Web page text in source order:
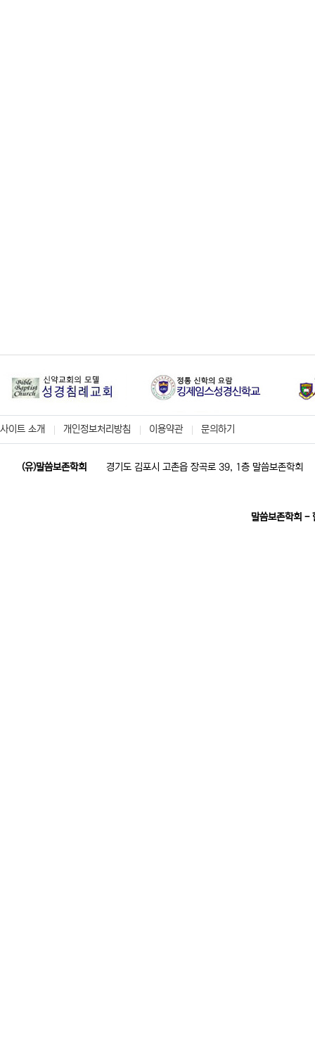
사이트 소개 개인정보처리방침 이용약관 문의하기
(유)말씀보존학회 경기도 김포시 고촌읍 장곡로 39, 1층 말씀보존학회
말씀보존학회 -